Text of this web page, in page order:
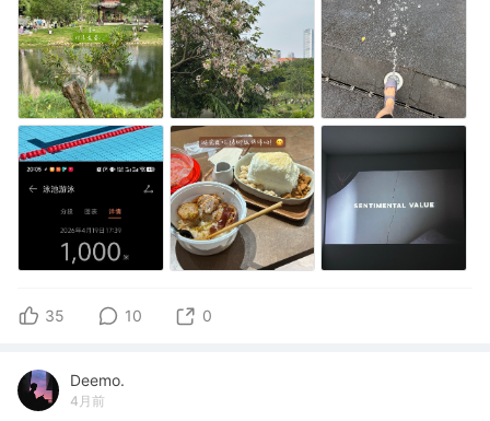
35 10 0
Deemo.
4月前